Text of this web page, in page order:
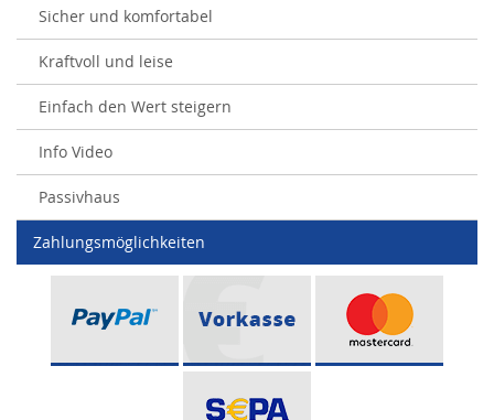
Sicher und komfortabel
Kraftvoll und leise
Einfach den Wert steigern
Info Video
Passivhaus
Zahlungsmöglichkeiten